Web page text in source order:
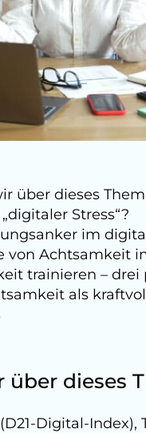
über dieses
Stress“?
im
von Achtsamkeit
trainieren – drei
als
dieses
Digital-